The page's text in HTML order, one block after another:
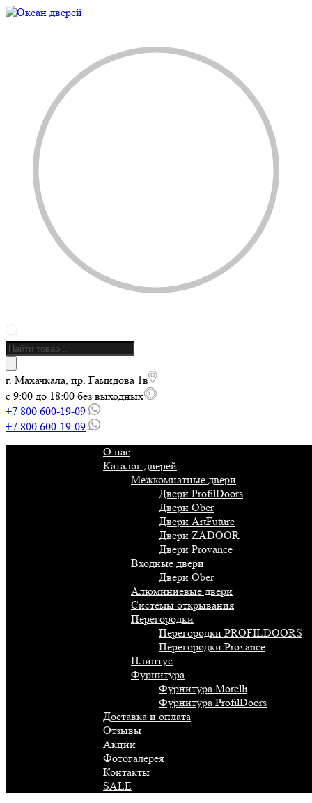
Поиск
товаров
г. Махачкала, пр. Гамидова 1в
с 9:00 до 18:00 без выходных
+7 800 600-19-09
+7 800 600-19-09
О нас
Каталог дверей
Межкомнатные двери
Двери ProfilDoors
Двери Ober
Двери ArtFuture
Двери ZADOOR
Двери Provance
Входные двери
Двери Ober
Алюминиевые двери
Системы открывания
Перегородки
Перегородки PROFILDOORS
Перегородки Provance
Плинтус
Фурнитура
Фурнитура Morelli
Фурнитура ProfilDoors
Доставка и оплата
Отзывы
Акции
Фотогалерея
Контакты
SALE